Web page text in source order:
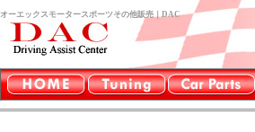
オーエックスモータースポーツその他販売｜DAC